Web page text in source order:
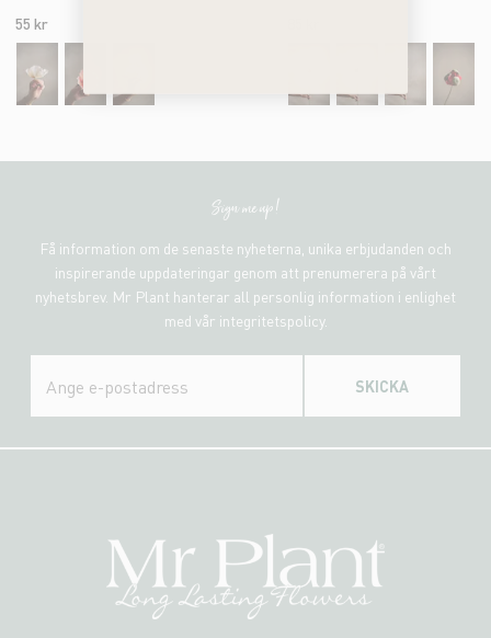
55 kr
Sign me up!
Få information om de senaste nyheterna, unika erbjudanden och
inspirerande uppdateringar genom att prenumerera på vårt
nyhetsbrev. Mr Plant hanterar all personlig information i enlighet
med vår integritetspolicy.
SKICKA